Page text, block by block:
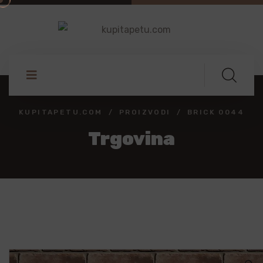
KUPITAPETU.COM PROIZVODI BRICK 0044
Trgovina